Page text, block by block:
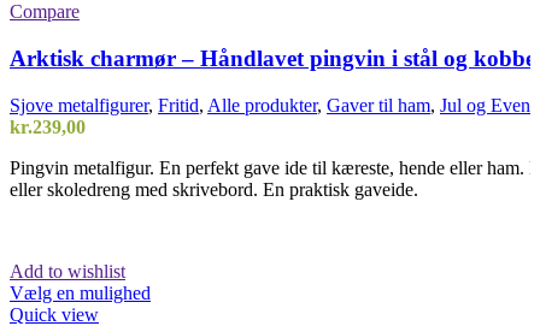
Compare
Arktisk charmør – Håndlavet pingvin i stål og
Sjove metalfigurer, Fritid, Alle produkter, Gaver til ham, Jul og
kr.239,00
Pingvin metalfigur. En perfekt gave ide til kæreste, hende eller ham.
eller skoledreng med skrivebord. En praktisk gaveide.
Add to wishlist
Vælg en mulighed
Quick view